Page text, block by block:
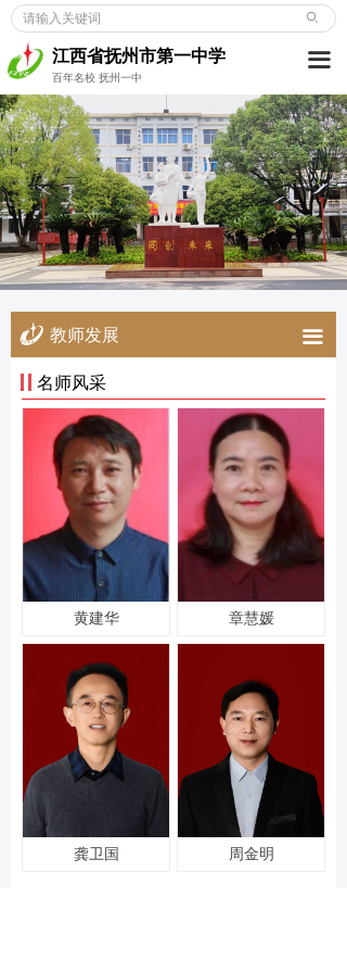
江西省抚州市第一中学
百年名校 抚州一中
ꄙ
끀
首页
学校概况
新闻动态
党建博览
教师发展
学生成长
德育天地
合作交流
校友之窗
名师风采
黄建华 章慧媛
龚卫国 周金明
教师发展 끀